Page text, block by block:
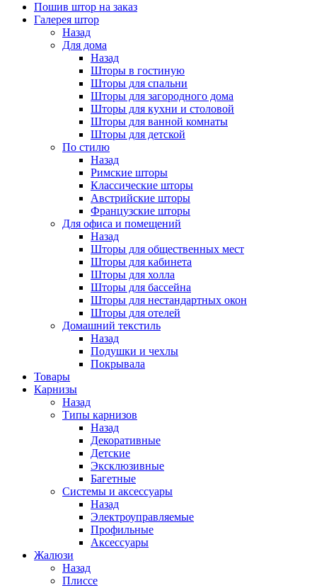
Пошив штор на заказ
Галерея штор
Назад
Для дома
Назад
Шторы в гостиную
Шторы для спальни
Шторы для загородного дома
Шторы для кухни и столовой
Шторы для ванной комнаты
Шторы для детской
По стилю
Назад
Римские шторы
Классические шторы
Австрийские шторы
Французские шторы
Для офиса и помещений
Назад
Шторы для общественных мест
Шторы для кабинета
Шторы для холла
Шторы для бассейна
Шторы для нестандартных окон
Шторы для отелей
Домашний текстиль
Назад
Подушки и чехлы
Покрывала
Товары
Карнизы
Назад
Типы карнизов
Назад
Декоративные
Детские
Эксклюзивные
Багетные
Системы и аксессуары
Назад
Электроуправляемые
Профильные
Аксессуары
Жалюзи
Назад
Плиссе